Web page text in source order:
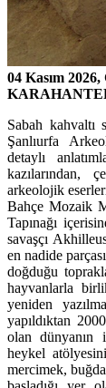
04 Kasım
Sabah kahvaltı
Şanlıurfa
detaylı
kazılarından,
arkeolojik
Bahçe Mozaik
Tapınağı
savaşçı
en nadide
doğduğu
hayvanlarla
yeniden
yapıldıktan
olan dünyanın
heykel
mercimek,